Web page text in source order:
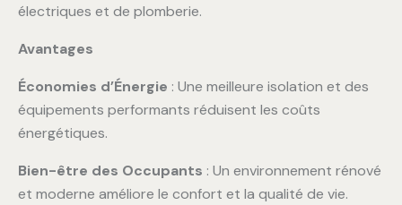
électriques et de plomberie.
Avantages
Économies d’Énergie : Une meilleure isolation et des
équipements performants réduisent les coûts
énergétiques.
Bien-être des Occupants : Un environnement rénové
et moderne améliore le confort et la qualité de vie.